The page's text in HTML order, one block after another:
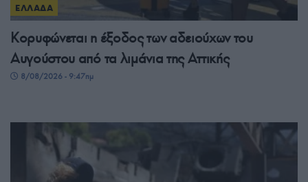
ΕΛΛΑΔΑ
Κορυφώνεται η έξοδος των αδειούχων του
Αυγούστου από τα λιμάνια της Αττικής
8/08/2026 - 9:47πμ